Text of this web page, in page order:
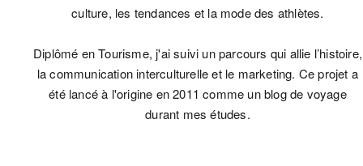
culture, les tendances et la mode des athlètes.
Diplômé en Tourisme, j'ai suivi un parcours qui allie l’histoire,
la communication interculturelle et le marketing. Ce projet a
été lancé à l'origine en 2011 comme un blog de voyage
durant mes études.